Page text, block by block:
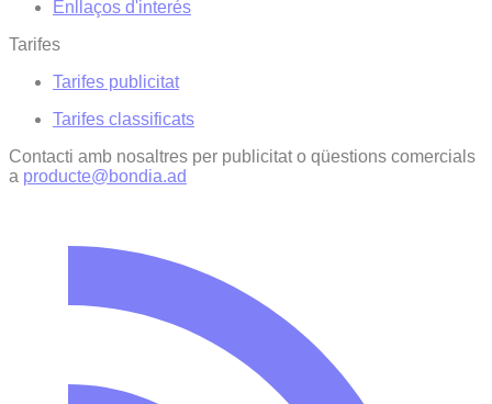
Enllaços d'interés
Tarifes
Tarifes publicitat
Tarifes classificats
Contacti amb nosaltres per publicitat o qüestions comercials
a producte@bondia.ad